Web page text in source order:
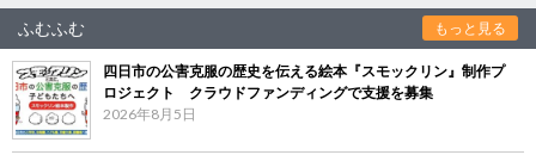
ふむふむ もっと見る
四日市の公害克服の歴史を伝える絵本『スモックリン』制作プ
ロジェクト クラウドファンディングで支援を募集
2026年8月5日